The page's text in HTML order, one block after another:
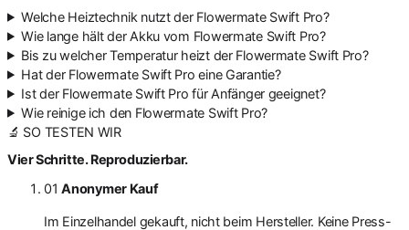
Welche Heiztechnik nutzt der Flowermate Swift Pro?
Wie lange hält der Akku vom Flowermate Swift Pro?
Bis zu welcher Temperatur heizt der Flowermate Swift Pro?
Hat der Flowermate Swift Pro eine Garantie?
Ist der Flowermate Swift Pro für Anfänger geeignet?
Wie reinige ich den Flowermate Swift Pro?
🔬 SO TESTEN WIR
Vier Schritte. Reproduzierbar.
01 Anonymer Kauf
Im Einzelhandel gekauft, nicht beim Hersteller. Keine Press-